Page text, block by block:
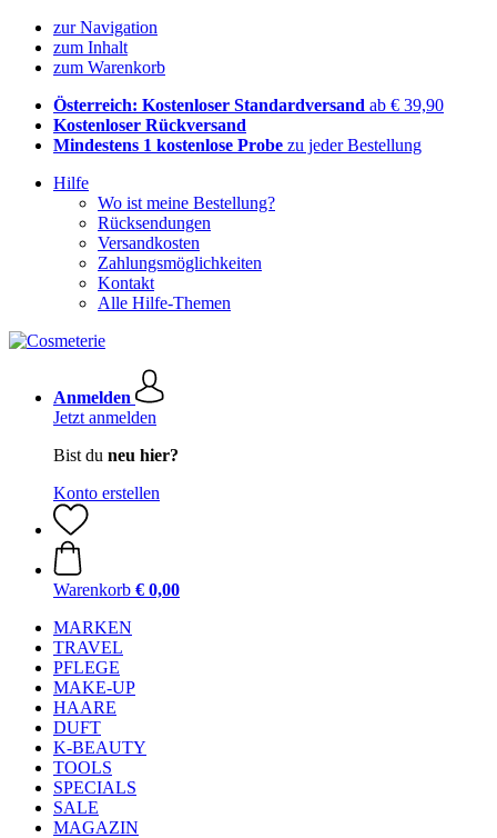
zur Navigation
zum Inhalt
zum Warenkorb
Österreich: Kostenloser Standardversand ab € 39,90
Kostenloser Rückversand
Mindestens 1 kostenlose Probe zu jeder Bestellung
Hilfe
Wo ist meine Bestellung?
Rücksendungen
Versandkosten
Zahlungsmöglichkeiten
Kontakt
Alle Hilfe-Themen
Anmelden
Jetzt anmelden
Bist du neu hier?
Konto erstellen
Warenkorb € 0,00
MARKEN
TRAVEL
PFLEGE
MAKE-UP
HAARE
DUFT
K-BEAUTY
TOOLS
SPECIALS
SALE
MAGAZIN